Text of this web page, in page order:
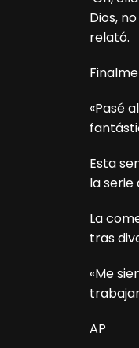
Dios,
relató.
«Pasé
Esta
la serie
La
tras
«Me
AP